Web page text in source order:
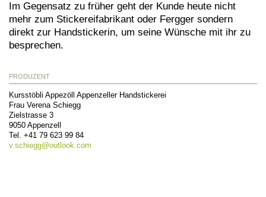
Im Gegensatz zu früher geht der Kunde heute nicht
mehr zum Stickereifabrikant oder Fergger sondern
direkt zur Handstickerin, um seine Wünsche mit ihr zu
besprechen.
PRODUZENT
Kursstöbli Appezöll Appenzeller Handstickerei
Frau Verena Schiegg
Zielstrasse 3
9050 Appenzell
Tel. +41 79 623 99 84
v.schiegg@outlook.com